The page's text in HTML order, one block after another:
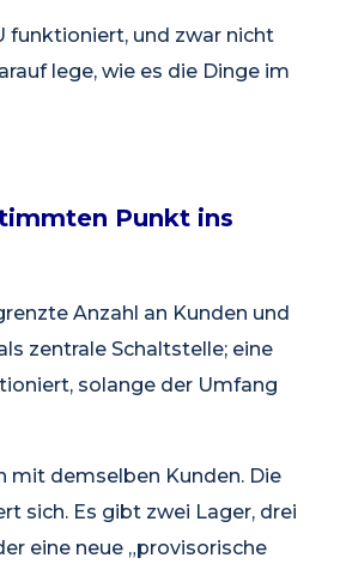
funktioniert, und zwar nicht
lege, wie es die Dinge im
Punkt ins
Anzahl an Kunden und
zentrale Schaltstelle; eine
solange der Umfang
mit demselben Kunden. Die
sich. Es gibt zwei Lager, drei
eine neue „provisorische